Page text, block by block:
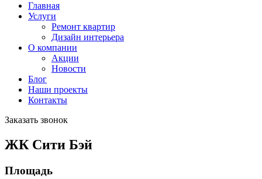
Главная
Услуги
Ремонт квартир
Дизайн интерьера
О компании
Акции
Новости
Блог
Наши проекты
Контакты
Заказать звонок
ЖК Сити Бэй
Площадь